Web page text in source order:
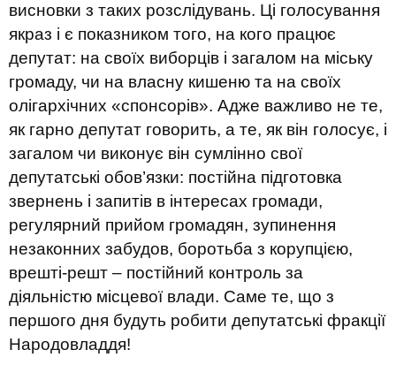
висновки з таких розслідувань. Ці голосування
якраз і є показником того, на кого працює
депутат: на своїх виборців і загалом на міську
громаду, чи на власну кишеню та на своїх
олігархічних «спонсорів». Адже важливо не те,
як гарно депутат говорить, а те, як він голосує, і
загалом чи виконує він сумлінно свої
депутатські обов’язки: постійна підготовка
звернень і запитів в інтересах громади,
регулярний прийом громадян, зупинення
незаконних забудов, боротьба з корупцією,
врешті-решт – постійний контроль за
діяльністю місцевої влади. Саме те, що з
першого дня будуть робити депутатські фракції
Народовладдя!